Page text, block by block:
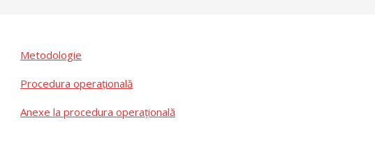
Metodologie
Procedura operațională
Anexe la procedura operațională